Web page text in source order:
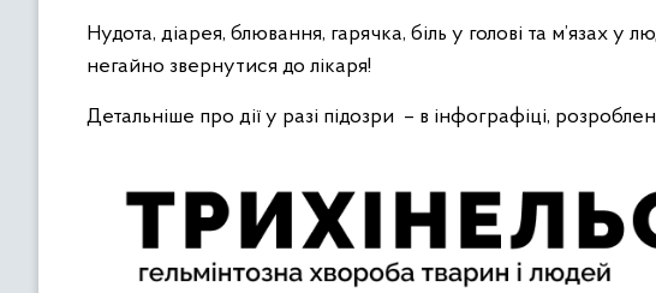
Нудота, діарея, блювання, гарячка, біль у голові та м’язах
негайно звернутися до лікаря!
Детальніше про дії у разі підозри – в інфографіці,